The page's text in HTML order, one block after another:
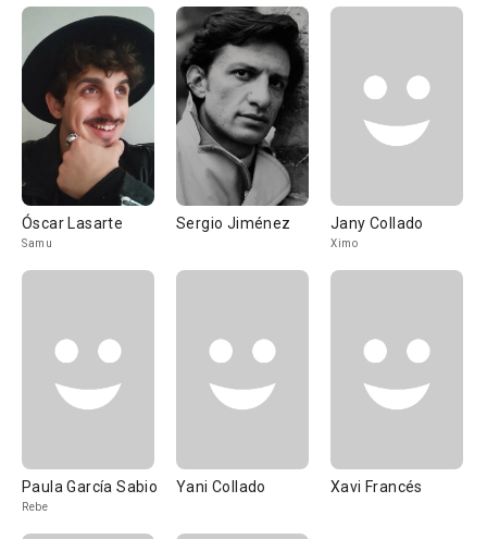
Óscar Lasarte
Samu
Sergio Jiménez Jany Collado
Ximo
Paula García Sabio
Rebe
Yani Collado Xavi Francés